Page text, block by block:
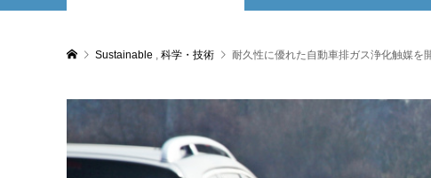
Sustainable , 科学・技術 耐久性に優れた自動車排ガス浄化触媒